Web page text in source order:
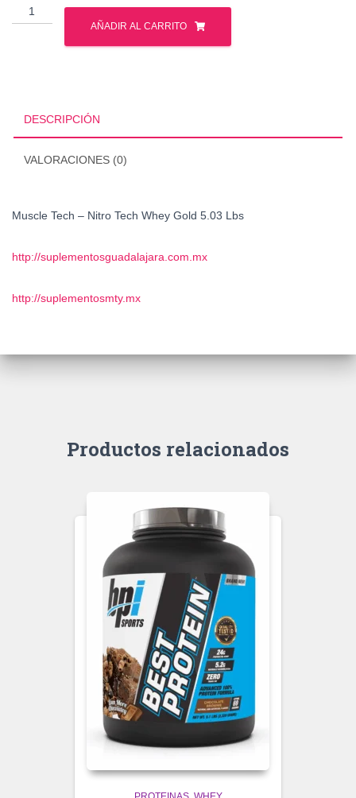
Muscle
Tech
cantidad
AÑADIR AL CARRITO
DESCRIPCIÓN
VALORACIONES (0)
Muscle Tech – Nitro Tech Whey Gold 5.03 Lbs
http://suplementosguadalajara.com.mx
http://suplementosmty.mx
Productos relacionados